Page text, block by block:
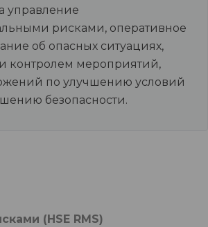
управление
рисками, оперативное
об опасных ситуациях,
контролем мероприятий,
по улучшению условий
безопасности.
(HSE RMS)